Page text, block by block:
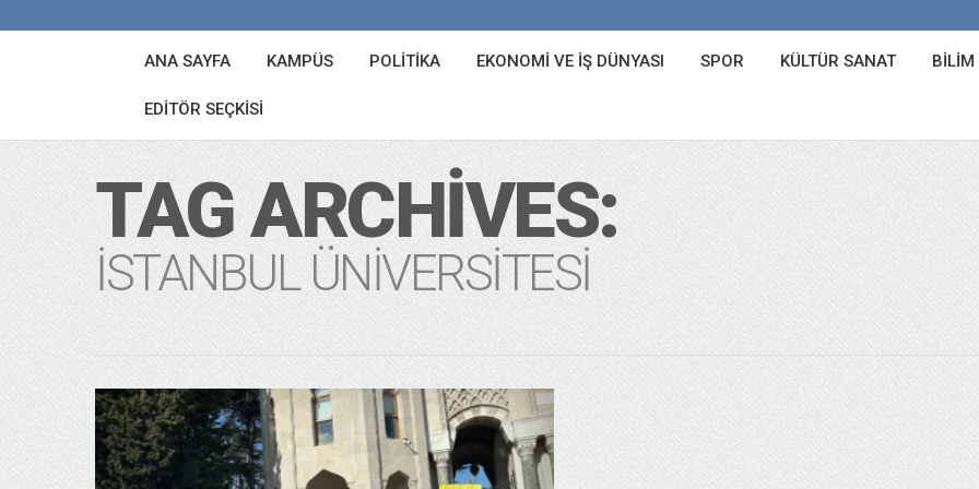
ANA SAYFA KAMPÜS POLITIKA EKONOMI VE İŞ DÜNYASI SPOR KÜLTÜR SANAT BILIM
EDITÖR SEÇKISI
TAG ARCHIVES:
İSTANBUL ÜNIVERSITESI